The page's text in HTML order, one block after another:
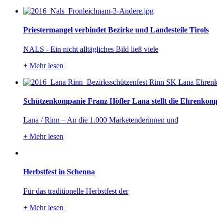
Priestermangel verbindet Bezirke und Landesteile Tirols
NALS - Ein nicht alltägliches Bild ließ viele
+ Mehr lesen
Schützenkompanie Franz Höfler Lana stellt die
Lana / Rinn – An die 1.000 Marketenderinnen und
+ Mehr lesen
Herbstfest in Schenna
Für das traditionelle Herbstfest der
+ Mehr lesen